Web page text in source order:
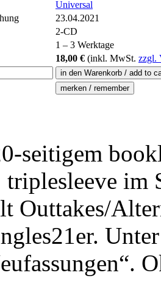
Universal
23.04.2021
2-CD
1 – 3 Werktage
18,00 € (inkl. MwSt. zzgl.
seitigem
triplesleeve im
Outtakes/